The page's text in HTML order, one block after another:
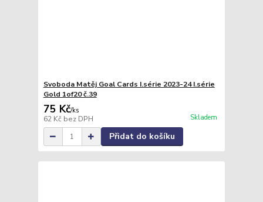
Svoboda Matěj Goal Cards I.série 2023-24 I.série
Gold 1of20 č.39
75 Kč/ks
62 Kč bez DPH Skladem
Přidat do košíku